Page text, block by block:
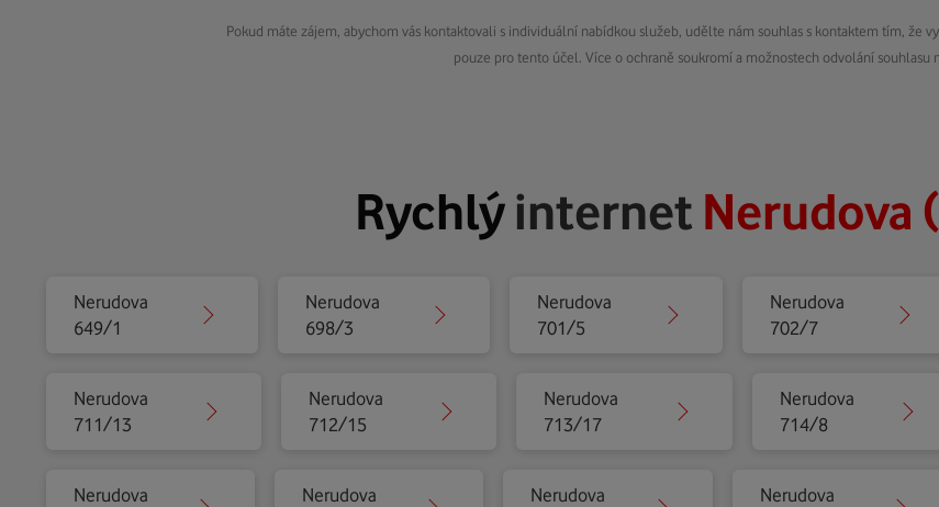
Pokud máte zájem, abychom vás kontaktovali s individuální nabídkou služeb, udělte nám souhlas s kontaktem tím, že
pouze pro tento účel. Více o ochraně soukromí a možnostech odvolání souhlasu
Rychlýinternet Nerudova
Nerudova
649/1
Nerudova
698/3
Nerudova
701/5
Nerudova
702/7
Nerudova
711/13
Nerudova
712/15
Nerudova
713/17
Nerudova
714/8
Nerudova
Nerudova
Nerudova
Nerudova